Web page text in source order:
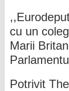
cu un
Marii
Potrivit